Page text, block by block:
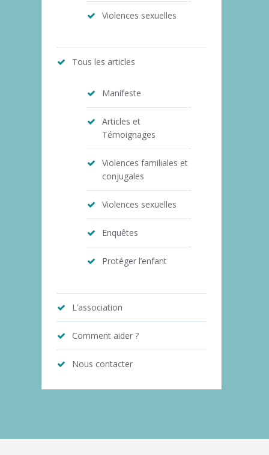
Violences sexuelles
Tous les articles
Manifeste
Articles et
Témoignages
Violences familiales et
conjugales
Violences sexuelles
Enquêtes
Protéger l’enfant
L’association
Comment aider ?
Nous contacter